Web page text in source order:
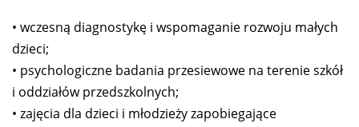
• wczesną diagnostykę i wspomaganie rozwoju małych
dzieci;
• psychologiczne badania przesiewowe na terenie szkół
i oddziałów przedszkolnych;
• zajęcia dla dzieci i młodzieży zapobiegające